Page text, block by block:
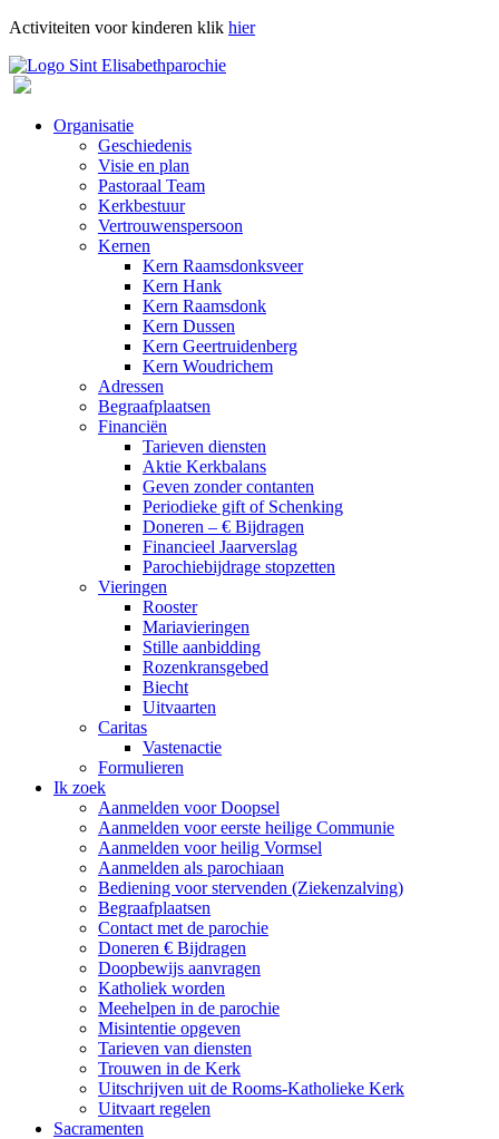
Activiteiten voor kinderen klik hier
Organisatie
Geschiedenis
Visie en plan
Pastoraal Team
Kerkbestuur
Vertrouwenspersoon
Kernen
Kern Raamsdonksveer
Kern Hank
Kern Raamsdonk
Kern Dussen
Kern Geertruidenberg
Kern Woudrichem
Adressen
Begraafplaatsen
Financiën
Tarieven diensten
Aktie Kerkbalans
Geven zonder contanten
Periodieke gift of Schenking
Doneren – € Bijdragen
Financieel Jaarverslag
Parochiebijdrage stopzetten
Vieringen
Rooster
Mariavieringen
Stille aanbidding
Rozenkransgebed
Biecht
Uitvaarten
Caritas
Vastenactie
Formulieren
Ik zoek
Aanmelden voor Doopsel
Aanmelden voor eerste heilige Communie
Aanmelden voor heilig Vormsel
Aanmelden als parochiaan
Bediening voor stervenden (Ziekenzalving)
Begraafplaatsen
Contact met de parochie
Doneren € Bijdragen
Doopbewijs aanvragen
Katholiek worden
Meehelpen in de parochie
Misintentie opgeven
Tarieven van diensten
Trouwen in de Kerk
Uitschrijven uit de Rooms-Katholieke Kerk
Uitvaart regelen
Sacramenten